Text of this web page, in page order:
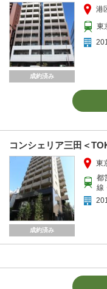
成約済み
港
東
コンシェリア三田＜
成約済み
東
都
線